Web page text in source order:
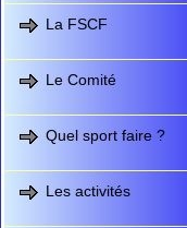
La FSCF
Le Comité
Quel sport faire ?
Les activités